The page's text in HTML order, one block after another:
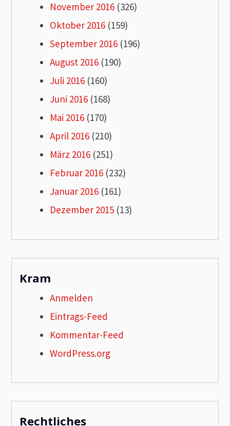
November 2016 (326)
Oktober 2016 (159)
September 2016 (196)
August 2016 (190)
Juli 2016 (160)
Juni 2016 (168)
Mai 2016 (170)
April 2016 (210)
März 2016 (251)
Februar 2016 (232)
Januar 2016 (161)
Dezember 2015 (13)
Kram
Anmelden
Eintrags-Feed
Kommentar-Feed
WordPress.org
Rechtliches